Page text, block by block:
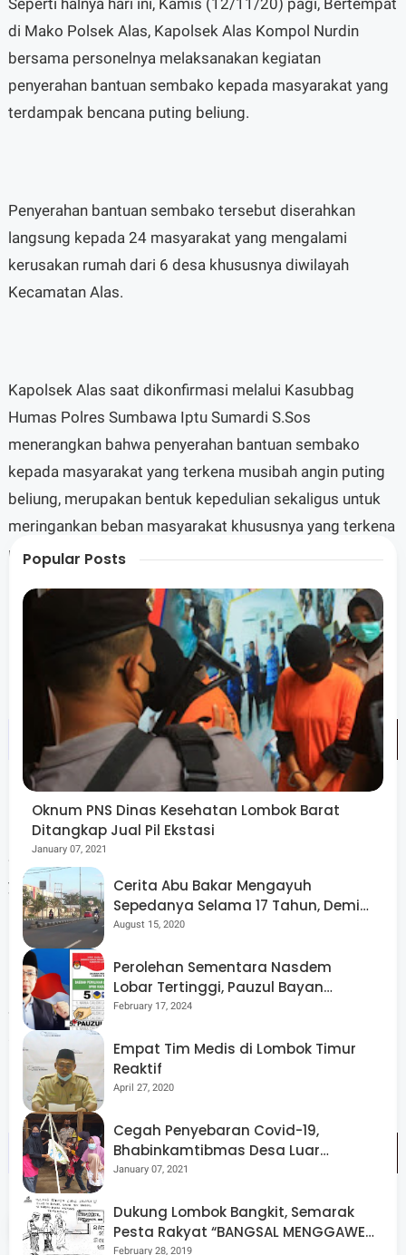
di Mako Polsek Alas, Kapolsek Alas Kompol Nurdin
bersama personelnya melaksanakan kegiatan
penyerahan bantuan sembako kepada masyarakat yang
terdampak bencana puting beliung.
Penyerahan bantuan sembako tersebut diserahkan
langsung kepada 24 masyarakat yang mengalami
kerusakan rumah dari 6 desa khususnya diwilayah
Kecamatan Alas.
Kapolsek Alas saat dikonfirmasi melalui Kasubbag
Humas Polres Sumbawa Iptu Sumardi S.Sos
menerangkan bahwa penyerahan bantuan sembako
kepada masyarakat yang terkena musibah angin puting
beliung, merupakan bentuk kepedulian sekaligus untuk
meringankan beban masyarakat khususnya yang terkena
musibah angin puting beliung.
"Semoga bantuan ini bermanfaat dan dapat membantu
masyarakat, akibat musibah ini," jelas Kasubbag.
Sambungnya, “Meski tidak seberapa semoga bantuan
yang diberikan ini dapat sedikit membantu, dan
masyarakat harus tetap tabah dan ikhlas ”
Selain menyalurkan bantuan sembako, personel polsek
alas juga sebelumnya melaksanakan gotong royong
membangun tenda darurat bagi rumah warga yang rusak
berat. (*)
Tags Sumbawa
Popular Posts
Oknum PNS Dinas Kesehatan Lombok Barat
Ditangkap Jual Pil Ekstasi
January 07, 2021
Cerita Abu Bakar Mengayuh
Sepedanya Selama 17 Tahun, Demi
Menggelorakan Kemerdekaan
August 15, 2020
Perolehan Sementara Nasdem
Lobar Tertinggi, Pauzul Bayan
Berpeluang “Rebut” Kursi Dapil 3
February 17, 2024
Empat Tim Medis di Lombok Timur
Reaktif
April 27, 2020
Cegah Penyebaran Covid-19,
Bhabinkamtibmas Desa Luar
Pantau Kegiatan Posyandu
January 07, 2021
Dukung Lombok Bangkit, Semarak
Pesta Rakyat “BANGSAL MENGGAWE”
February 28, 2019